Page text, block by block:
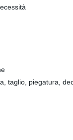
taglio, piegatura,